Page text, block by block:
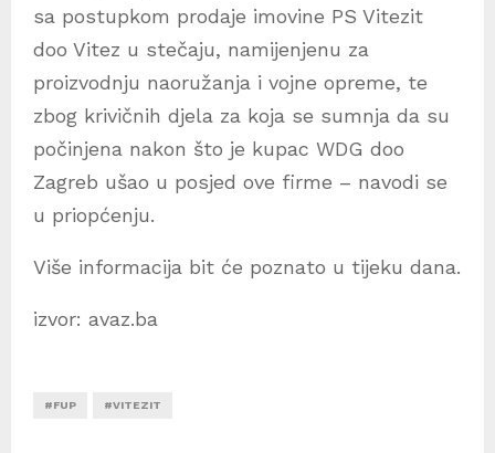
sa postupkom prodaje imovine PS Vitezit
doo Vitez u stečaju, namijenjenu za
proizvodnju naoružanja i vojne opreme, te
zbog krivičnih djela za koja se sumnja da su
počinjena nakon što je kupac WDG doo
Zagreb ušao u posjed ove firme – navodi se
u priopćenju.
Više informacija bit će poznato u tijeku dana.
izvor: avaz.ba
#FUP #VITEZIT